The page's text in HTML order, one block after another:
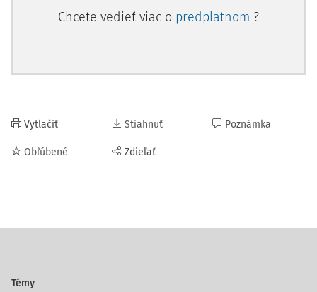
Chcete vedieť viac o predplatnom ?
Vytlačiť
Obľúbené
Stiahnuť
Zdieľať
Poznámka
Témy